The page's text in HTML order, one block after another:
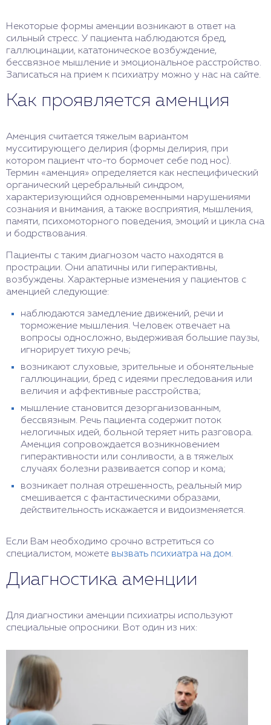
Некоторые формы аменции возникают в ответ на
сильный стресс. У пациента наблюдаются бред,
галлюцинации, кататоническое возбуждение,
бессвязное мышление и эмоциональное расстройство.
Записаться на прием к психиатру можно у нас на сайте.
Как проявляется аменция
Аменция считается тяжелым вариантом
мусситирующего делирия (формы делирия, при
котором пациент что-то бормочет себе под нос).
Термин «аменция» определяется как неспецифический
органический церебральный синдром,
характеризующийся одновременными нарушениями
сознания и внимания, а также восприятия, мышления,
памяти, психомоторного поведения, эмоций и цикла сна
и бодрствования.
Пациенты с таким диагнозом часто находятся в
прострации. Они апатичны или гиперактивны,
возбуждены. Характерные изменения у пациентов с
аменцией следующие:
наблюдаются замедление движений, речи и
торможение мышления. Человек отвечает на
вопросы односложно, выдерживая большие паузы,
игнорирует тихую речь;
возникают слуховые, зрительные и обонятельные
галлюцинации, бред с идеями преследования или
величия и аффективные расстройства;
мышление становится дезорганизованным,
бессвязным. Речь пациента содержит поток
нелогичных идей, больной теряет нить разговора.
Аменция сопровождается возникновением
гиперактивности или сонливости, а в тяжелых
случаях болезни развивается сопор и кома;
возникает полная отрешенность, реальный мир
смешивается с фантастическими образами,
действительность искажается и видоизменяется.
Если Вам необходимо срочно встретиться со
специалистом, можете вызвать психиатра на дом.
Диагностика аменции
Для диагностики аменции психиатры используют
специальные опросники. Вот один из них: